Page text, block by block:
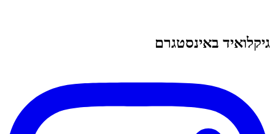
גיקלואיד באינסטגרם